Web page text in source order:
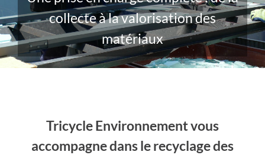
collecte à la valorisation des
matériaux
Tricycle Environnement vous
accompagne dans le recyclage des